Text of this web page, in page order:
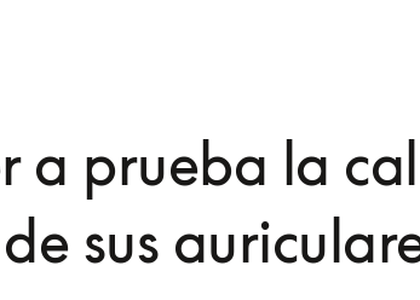
a prueba la
sus